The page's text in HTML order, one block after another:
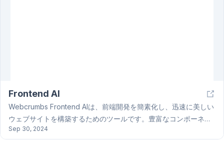
Frontend AI
Webcrumbs Frontend AIは、前端開発を簡素化し、迅速に美しい
ウェブサイトを構築するためのツールです。豊富なコンポーネン
トライブラリを利用し、AI技術を活用した自動化機能により、開
Sep 30, 2024